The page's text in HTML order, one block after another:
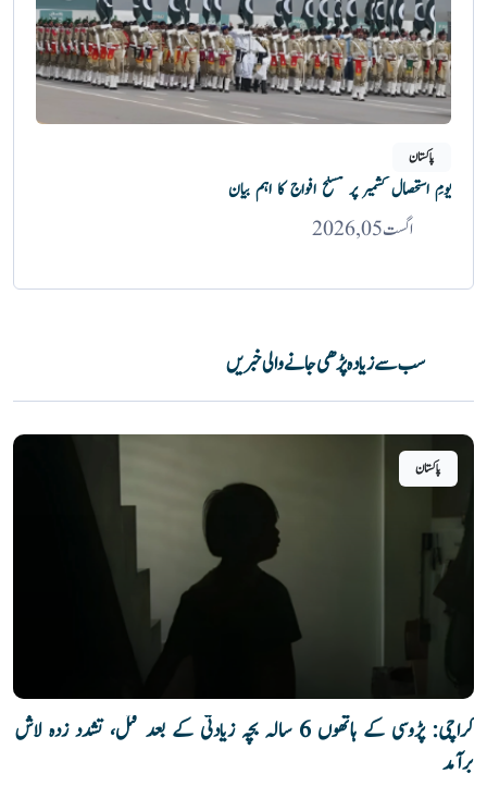
پاکستان
یومِ استحصال کشمیر پر مسلح افواج کا اہم بیان
اگست 05, 2026
سب سے زیادہ پڑھی جانے والی خبریں
پاکستان
کراچی: پڑوسی کے ہاتھوں 6 سالہ بچہ زیادتی کے بعد قتل، تشدد زدہ لاش
برآمد